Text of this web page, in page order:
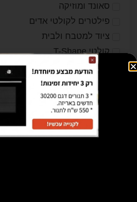
סאונד ומוזיקה
פילטרים לקולטי אדים
ציוד למטבח ולבית
קולטי T-Shape
קולטי אדים בעיצוב מודרני
קולטי אדים נישה (תלויים)
קולטי אי
קולטי גליל
קולטי דאון-דראפט (שולחניים)